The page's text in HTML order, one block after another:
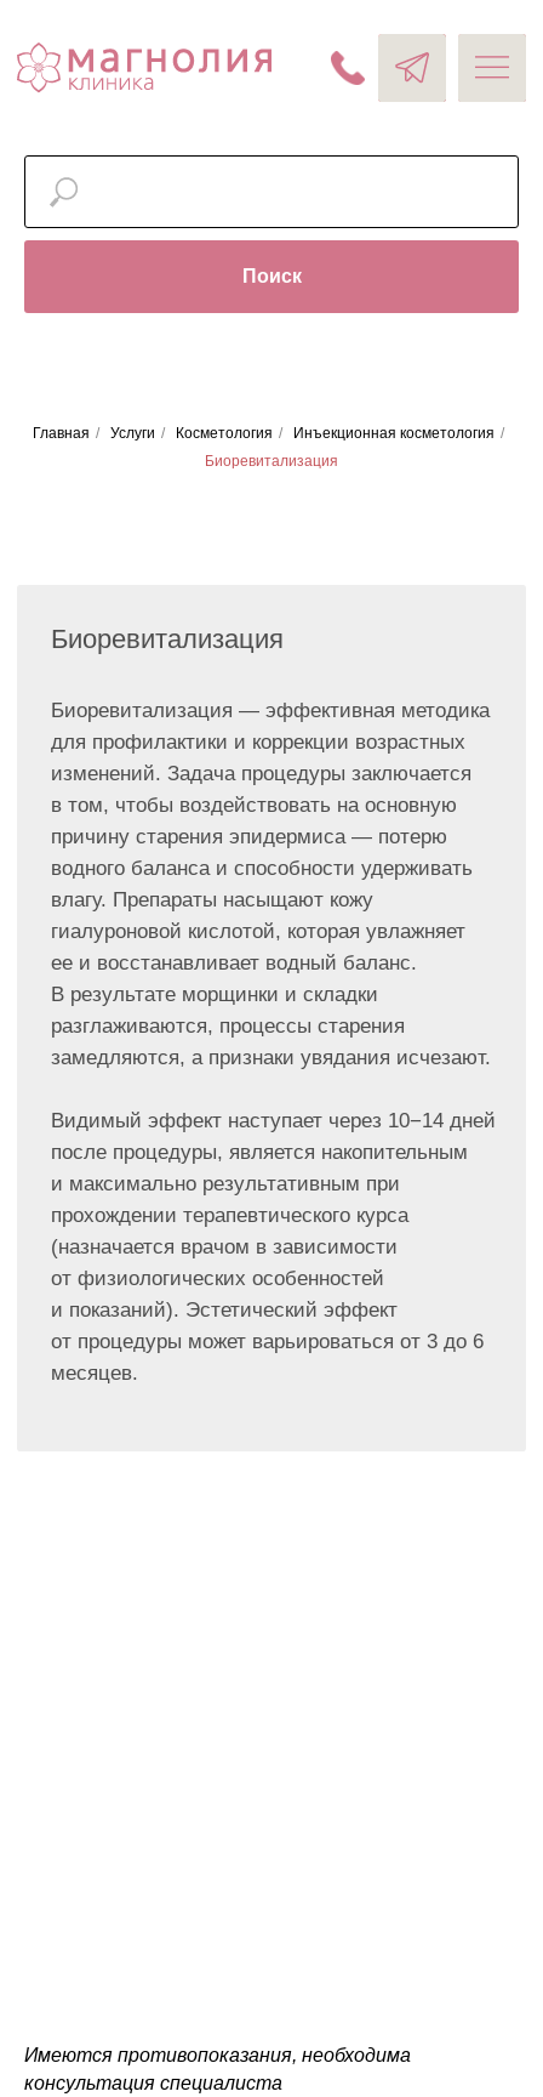
Поиск
Главная / Услуги / Косметология / Инъекционная косметология /
Биоревитализация
влагу. Препараты насыщают кожу
В результате морщинки и складки
разглаживаются, процессы старения
замедляются, а признаки увядания исчезают.
Видимый эффект наступает через 10−14 дней
и максимально результативным при
прохождении терапевтического курса
(назначается врачом в зависимости
от физиологических особенностей
и показаний). Эстетический эффект
от процедуры может варьироваться от 3 до 6
Имеются противопоказания, необходима
консультация специалиста